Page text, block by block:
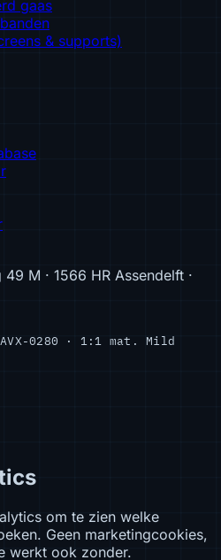
gaas
& supports)
M · 1566 HR Assendelft ·
0280 · 1:1 mat. Mild
om te zien welke
Geen marketingcookies,
werkt ook zonder.